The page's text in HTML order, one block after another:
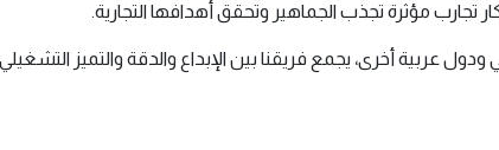
تجارب مؤثرة تجذب الجماهير وتحقق أهدافها التجارية.
عربية أخرى، يجمع فريقنا بين الإبداع والدقة والتميز